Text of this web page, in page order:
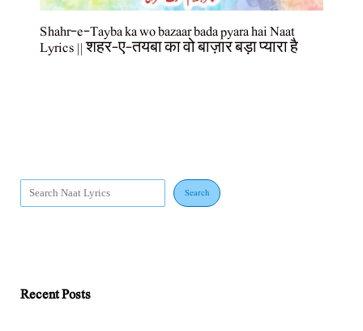
Shahr-e-Tayba ka wo bazaar bada pyara hai Naat
Lyrics || शहर-ए-तयबा का वो बाज़ार बड़ा प्यारा है
Search
Recent Posts